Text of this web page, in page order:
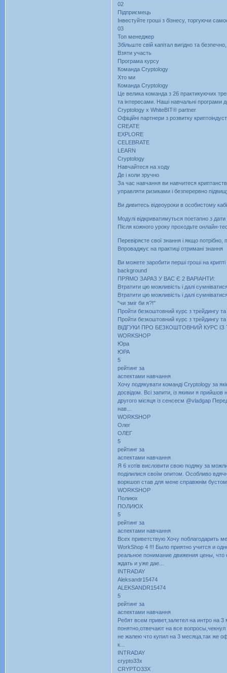
02
Підприємець
Інвестуйте гроші з бізнесу, торгуючи
03
Топ менеджер
Збільште свій капітал вигідно та
Взяти участь
Програма курсу
Команда Cryptology
Хто ми
Команда Cryptology
Це велика команда з 26 практикуючих
та інтересами. Наші навчальні програми
Cryptology x WhiteBIT® partner
Офіційні партнери з розвитку
CREATE
EXPLORE
CELEBRATE
LEARN
Cryptology
Навчайтеся на ходу
Де і коли зручно
За час навчання ви навчитеся
управляти ризиками і безперервно
Ви дивитесь відеоуроки в особистому
Модулі відкриватимуться поетапно з
Після кожного уроку проходьте онлайн-
Перевіряєте свої знання і якщо потрібно,
Впроваджує на практиці отримані знання
Ви можете заробити перші гроші на
background
ПРЯМО ЗАРАЗ У ВАС Є 2 ВАРІАНТИ:
Втратити цю можливість і далі
Втратити цю можливість і далі
"чи зміг би я?!"
Пройти безкоштовний курс з трейдингу
Пройти безкоштовний курс з трейдингу
ВІДГУКИ ПРО БЕЗКОШТОВНИЙ КУРС ІЗ
WORKSHOP
Юра
ЮРА
5
рейтинг за
аспектами навчання
Хочу подякувати команді Cryptology за
досвідом. Всі запити, із якими я
другого місяця із сенсеєм @vladgap
нав...
WORKSHOP
Олег
ОЛЕГ
5
рейтинг за
аспектами навчання
Я 6 хотів висловити свою подяку за
поділилися своїм опитом. Особливо
воркшоп став для мене справжнім
WORKSHOP
Полиюх
ПОЛИЮХ
5
рейтинг за
аспектами навчання
Всех приветствую Хочу поблагодарить
WorkShop 4 !!! Было приятно учится и
реальное понимание движения цены, что
ждать и уже дае...
INTRADAY
Aleksandr15474
ALEKSANDR15474
5
рейтинг за
аспектами навчання
Ребят всем привет,залетел на интро на
понятно,отвечают на все
не жалею что купил на 3 месяца,так же
к...
INTRADAY
crypto33x
CRYPTO33X